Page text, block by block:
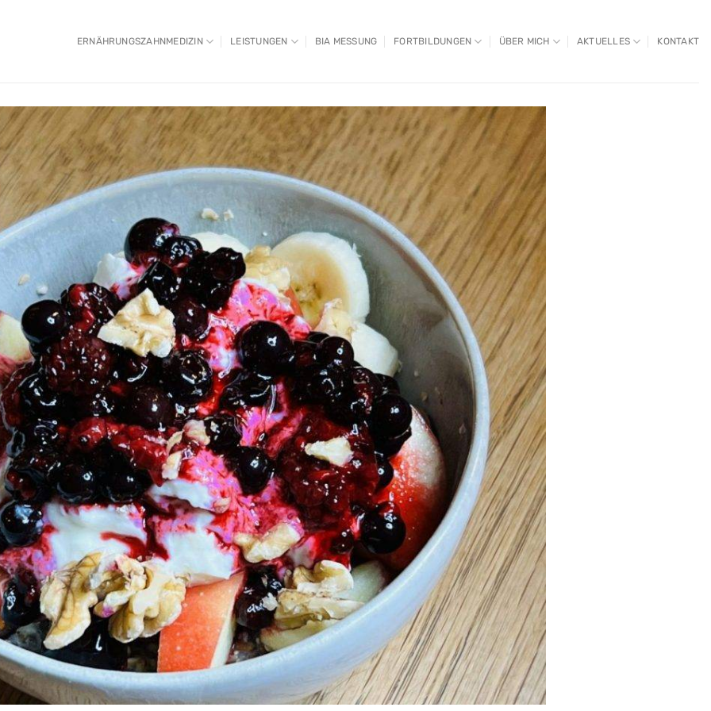
ERNÄHRUNGSZAHNMEDIZIN LEISTUNGEN BIA MESSUNG FORTBILDUNGEN ÜBER MICH AKTUELLES KONTAKT